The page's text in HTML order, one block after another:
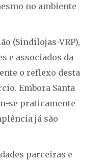
no ambiente
(Sindilojas-VRP),
e associados da
o reflexo desta
Embora Santa
se praticamente
já são
parceiras e